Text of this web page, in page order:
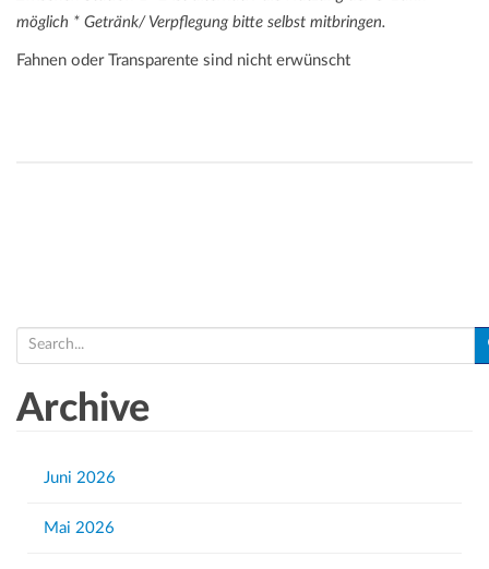
möglich * Getränk/ Verpflegung bitte selbst mitbringen.
Fahnen oder Transparente sind nicht erwünscht
e
rArchive
Juni 2026
Mai 2026